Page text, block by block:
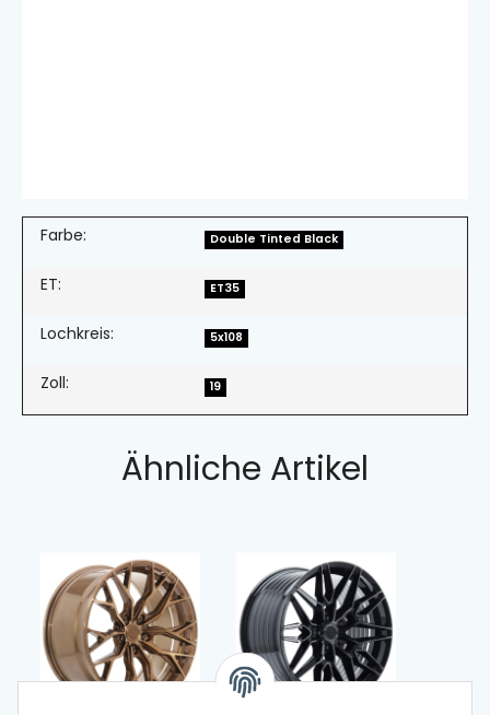
Farbe: Double Tinted Black
ET: ET35
Lochkreis: 5x108
Zoll: 19
Ähnliche Artikel